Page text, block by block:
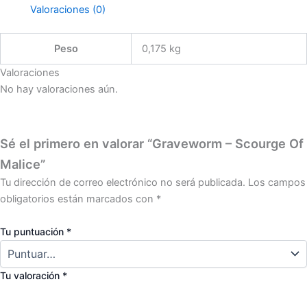
Valoraciones (0)
Peso
0,175 kg
Valoraciones
No hay valoraciones aún.
Sé el primero en valorar “Graveworm – Scourge Of
Malice”
Tu dirección de correo electrónico no será publicada. Los campos
obligatorios están marcados con *
Tu puntuación *
Tu valoración *